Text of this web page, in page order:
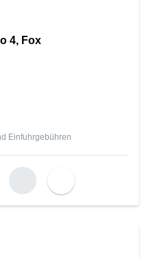
4, Fox
Einfuhrgebühren